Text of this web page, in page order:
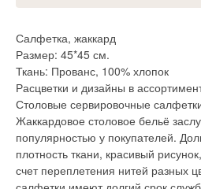
Салфетка, жаккард
Размер: 45*45 см.
Ткань: Прованс, 100% хлопок
Расцветки и дизайны в
Столовые сервировочные
Жаккардовое столовое бельё
популярностью у покупателей.
плотность ткани, красивый
счет переплетения нитей разных